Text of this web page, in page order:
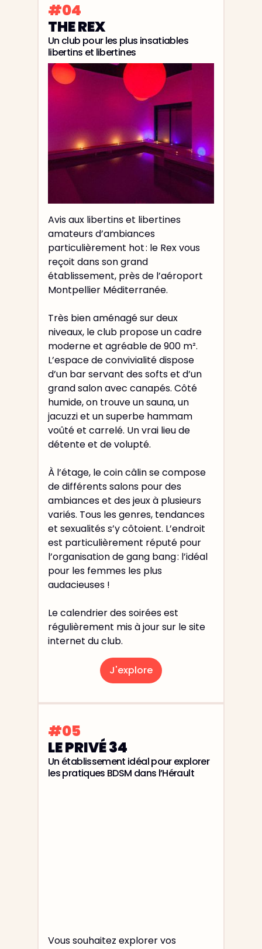
#04
THE REX
Un club pour les plus insatiables
libertins et libertines
Avis aux libertins et libertines
amateurs d’ambiances
particulièrement hot : le Rex vous
reçoit dans son grand
établissement, près de l’aéroport
Montpellier Méditerranée.
Très bien aménagé sur deux
niveaux, le club propose un cadre
moderne et agréable de 900 m².
L’espace de convivialité dispose
d’un bar servant des softs et d’un
grand salon avec canapés. Côté
humide, on trouve un sauna, un
jacuzzi et un superbe hammam
voûté et carrelé. Un vrai lieu de
détente et de volupté.
À l’étage, le coin câlin se compose
de différents salons pour des
ambiances et des jeux à plusieurs
variés. Tous les genres, tendances
et sexualités s’y côtoient. L’endroit
est particulièrement réputé pour
l’organisation de gang bang : l’idéal
pour les femmes les plus
audacieuses !
Le calendrier des soirées est
régulièrement mis à jour sur le site
internet du club.
J'explore
#05
LE PRIVÉ 34
Un établissement idéal pour explorer
les pratiques BDSM dans l’Hérault
Vous souhaitez explorer vos